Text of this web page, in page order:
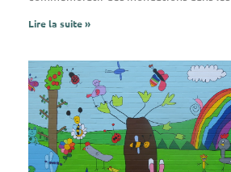
Lire la suite »